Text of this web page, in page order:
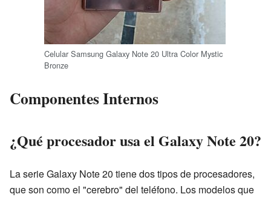
Celular Samsung Galaxy Note 20 Ultra Color Mystic
Bronze
Componentes Internos
¿Qué procesador usa el Galaxy Note 20?
La serie Galaxy Note 20 tiene dos tipos de procesadores,
que son como el "cerebro" del teléfono. Los modelos que